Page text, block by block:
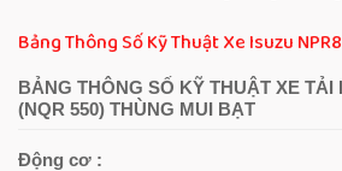
Bảng Thông Số Kỹ Thuật Xe Isuzu
BẢNG THÔNG SỐ KỸ THUẬT XE TẢI
(NQR 550) THÙNG MUI BẠT
Động cơ :